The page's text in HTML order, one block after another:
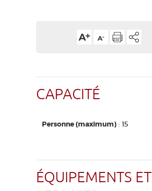
CAPACITÉ
Personne (maximum) : 15
ÉQUIPEMENTS ET